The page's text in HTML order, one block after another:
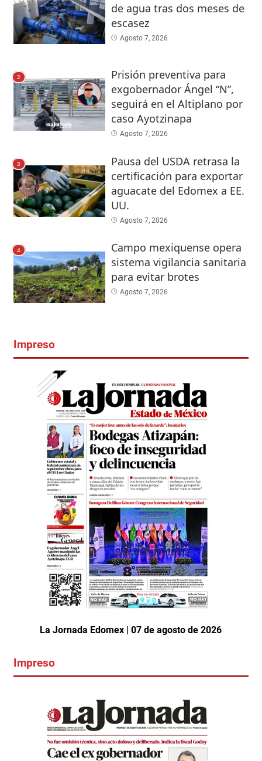
de agua tras dos meses de
escasez
Agosto 7, 2026
2
Prisión preventiva para
exgobernador Ángel “N”,
seguirá en el Altiplano por
caso Ayotzinapa
Agosto 7, 2026
3
Pausa del USDA retrasa la
certificación para exportar
aguacate del Edomex a EE.
UU.
Agosto 7, 2026
4
Campo mexiquense opera
sistema vigilancia sanitaria
para evitar brotes
Agosto 7, 2026
Impreso
La Jornada Edomex | 07 de agosto de 2026
Impreso